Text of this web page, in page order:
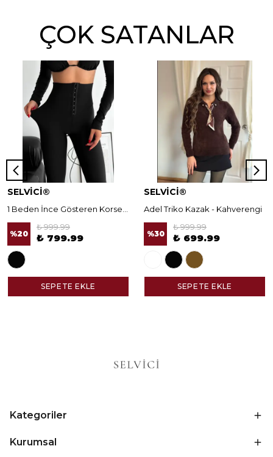
ÇOK SATANLAR
SELVİCİ®
%20
₺ 999.99
₺ 799.99
SEPETE EKLE
SELVİCİ®
Adel Triko Kazak - Kahverengi
%30
₺ 999.99
₺ 699.99
SEPETE EKLE
Kategoriler
Kurumsal